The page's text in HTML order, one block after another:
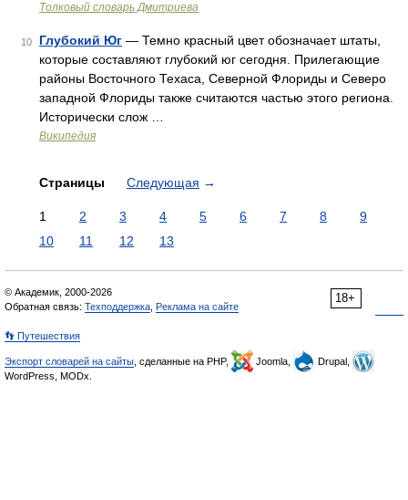
Толковый словарь Дмитриева
10 Глубокий Юг — Темно красный цвет обозначает штаты,
которые составляют глубокий юг сегодня. Прилегающие
районы Восточного Техаса, Северной Флориды и Северо
западной Флориды также считаются частью этого региона.
Исторически слож …
Википедия
Страницы Следующая →
1 2 3 4 5 6 7 8
9
10
11 12 13
18+
© Академик, 2000-2026
Обратная связь: Техподдержка Реклама на сайте
👣 Путешествия
Экспорт словарей на сайты , сделанные на PHP, Joomla,
Drupal,
WordPress, MODx.